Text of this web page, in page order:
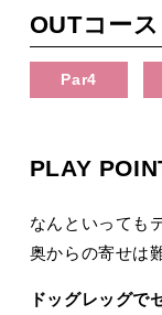
OUTコース
Par4
PLAY
なんといっても
奥からの寄せは
ドッグレッグで